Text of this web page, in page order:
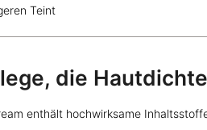
Teint
die
enthält hochwirksame